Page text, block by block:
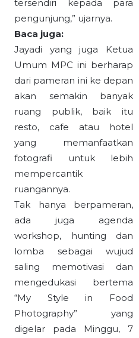
tersendiri kepada para
pengunjung,” ujarnya.
Baca juga:
Jayadi yang juga Ketua
Umum MPC ini berharap
dari pameran ini ke depan
akan semakin banyak
ruang publik, baik itu
resto, cafe atau hotel
yang memanfaatkan
fotografi untuk lebih
mempercantik
ruangannya.
Tak hanya berpameran,
ada juga agenda
workshop, hunting dan
lomba sebagai wujud
saling memotivasi dan
mengedukasi bertema
“My Style in Food
Photography” yang
digelar pada Minggu, 7